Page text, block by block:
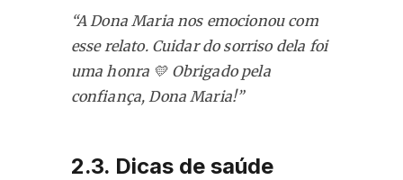
“A Dona Maria nos emocionou com
esse relato. Cuidar do sorriso dela foi
uma honra 💛 Obrigado pela
confiança, Dona Maria!”
2.3. Dicas de saúde